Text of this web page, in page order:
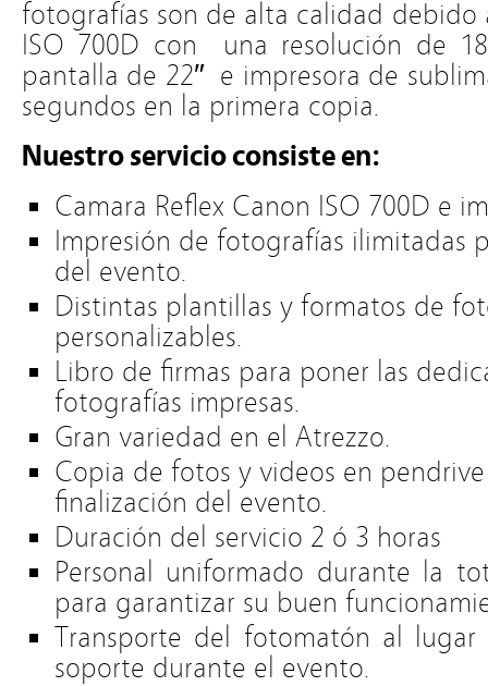
fotografías son de alta calidad debido
ISO 700D con una resolución de
pantalla de 22″ e impresora de
segundos en la primera copia.
Nuestro servicio consiste en:
Camara Reflex Canon ISO 700D e
Impresión de fotografías ilimitadas
del evento.
Distintas plantillas y formatos de
personalizables.
Libro de firmas para poner las
fotografías impresas.
Gran variedad en el Atrezzo.
Copia de fotos y videos en
finalización del evento.
Duración del servicio 2 ó 3 horas
Personal uniformado durante la
para garantizar su buen
Transporte del fotomatón al lugar
soporte durante el evento.